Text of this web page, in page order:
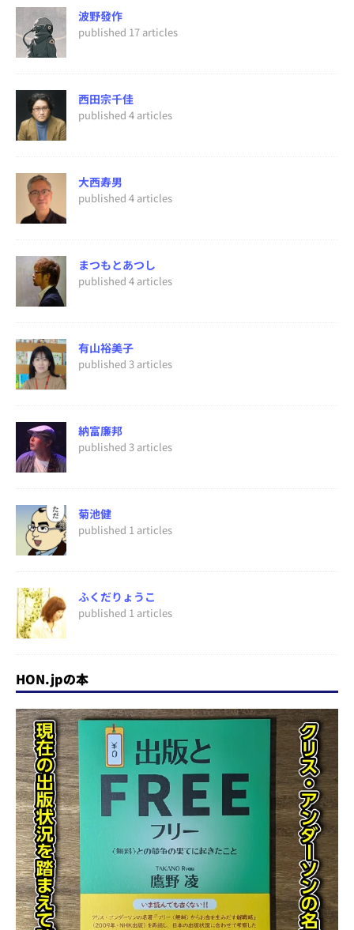
波野發作
published 17 articles
西田宗千佳
published 4 articles
大西寿男
published 4 articles
まつもとあつし
published 4 articles
有山裕美子
published 3 articles
納富廉邦
published 3 articles
菊池健
published 1 articles
ふくだりょうこ
published 1 articles
HON.jpの本